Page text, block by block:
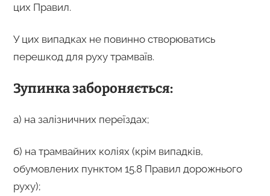
цих Правил.
У цих випадках не повинно створюватись
перешкод для руху трамваїв.
Зупинка забороняється:
а) на залізничних переїздах;
б) на трамвайних коліях (крім випадків,
обумовлених пунктом 15.8 Правил дорожнього
руху);